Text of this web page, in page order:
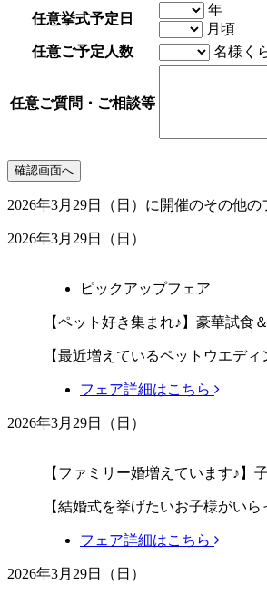
任意挙式予定日
年
月頃
任意ご予定人数 名様く
任意ご質問・ご相談等
2026年3月29日（日）に開催のその他の
2026年3月29日（日）
ピックアップフェア
【ペット好き集まれ♪】豪華試
【最近増えているペットウエデ
フェア詳細はこちら
2026年3月29日（日）
【ファミリー婚増えています♪
【結婚式を挙げたいお子様がい
フェア詳細はこちら
2026年3月29日（日）